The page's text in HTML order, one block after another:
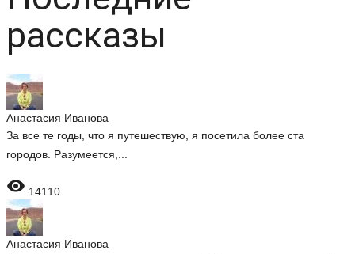
рассказы
Анастасия Иванова
За все те годы, что я путешествую, я посетила более ста
городов. Разумеется,...
 14110
Анастасия Иванова